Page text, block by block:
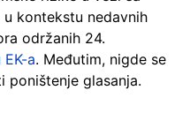
kontekstu nedavnih
održanih 24.
a. Međutim, nigde se
poništenje glasanja.